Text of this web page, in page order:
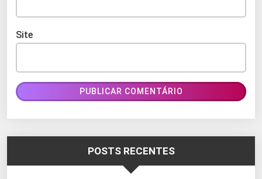
Site
POSTS RECENTES